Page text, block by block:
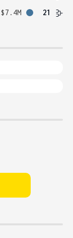
$7.4M 21